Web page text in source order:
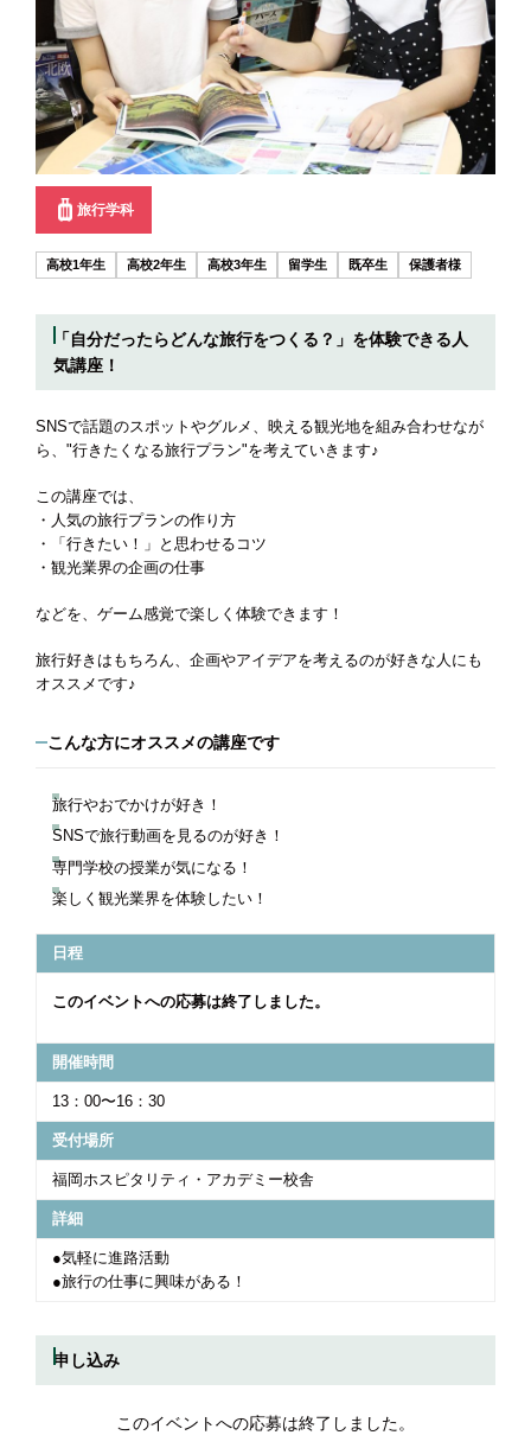
旅行学科
高校1年生 高校2年生 高校3年生 留学生 既卒生 保護者様
「自分だったらどんな旅行をつくる？」を体験できる人
気講座！
SNSで話題のスポットやグルメ、映える観光地を組み合わせなが
ら、"行きたくなる旅行プラン"を考えていきます♪
この講座では、
・人気の旅行プランの作り方
・「行きたい！」と思わせるコツ
・観光業界の企画の仕事
などを、ゲーム感覚で楽しく体験できます！
旅行好きはもちろん、企画やアイデアを考えるのが好きな人にも
オススメです♪
こんな方にオススメの講座です
旅行やおでかけが好き！
SNSで旅行動画を見るのが好き！
専門学校の授業が気になる！
楽しく観光業界を体験したい！
日程
このイベントへの応募は終了しました。
開催時間
13：00〜16：30
受付場所
福岡ホスピタリティ・アカデミー校舎
詳細
●気軽に進路活動
●旅行の仕事に興味がある！
申し込み
このイベントへの応募は終了しました。